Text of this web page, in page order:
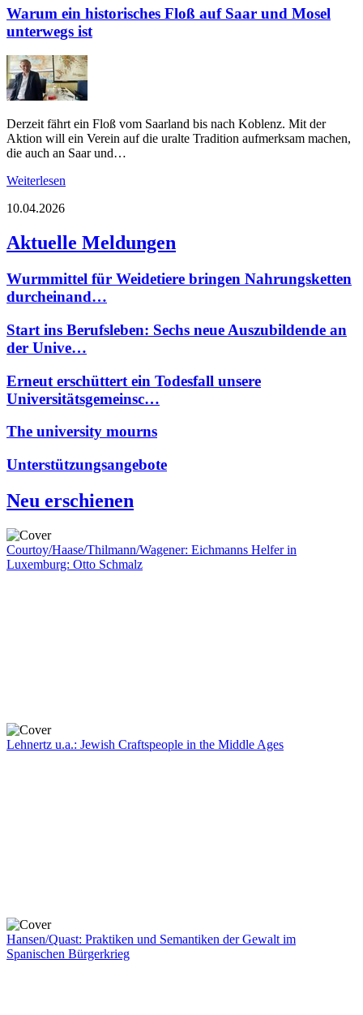
Warum ein historisches Floß auf Saar und Mosel
unterwegs ist
Derzeit fährt ein Floß vom Saarland bis nach Koblenz. Mit der
Aktion will ein Verein auf die uralte Tradition aufmerksam machen,
die auch an Saar und…
Weiterlesen
10.04.2026
Aktuelle Meldungen
Wurmmittel für Weidetiere bringen Nahrungsketten
durcheinand…
Start ins Berufsleben: Sechs neue Auszubildende an
der Unive…
Erneut erschüttert ein Todesfall unsere
Universitätsgemeinsc…
The university mourns
Unterstützungsangebote
Neu erschienen
Courtoy/Haase/Thilmann/Wagener: Eichmanns Helfer in
Luxemburg: Otto Schmalz
Lehnertz u.a.: Jewish Craftspeople in the Middle Ages
Hansen/Quast: Praktiken und Semantiken der Gewalt im
Spanischen Bürgerkrieg